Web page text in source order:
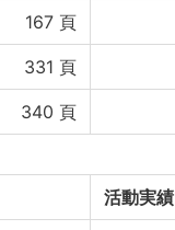
167 頁
331 頁
340 頁
活動実績